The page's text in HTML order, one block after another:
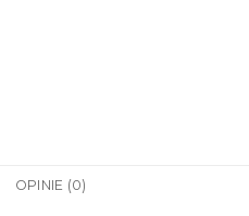
OPINIE (0)